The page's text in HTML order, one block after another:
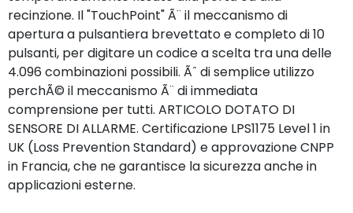
recinzione. Il "TouchPoint" Ã¨ il meccanismo di
apertura a pulsantiera brevettato e completo di 10
pulsanti, per digitare un codice a scelta tra una delle
4.096 combinazioni possibili. Ãˆ di semplice utilizzo
perchÃ© il meccanismo Ã¨ di immediata
comprensione per tutti. ARTICOLO DOTATO DI
SENSORE DI ALLARME. Certificazione LPS1175 Level 1 in
UK (Loss Prevention Standard) e approvazione CNPP
in Francia, che ne garantisce la sicurezza anche in
applicazioni esterne.